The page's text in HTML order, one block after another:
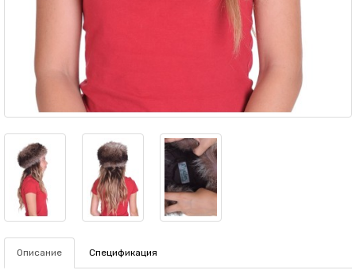
Описание Спецификация